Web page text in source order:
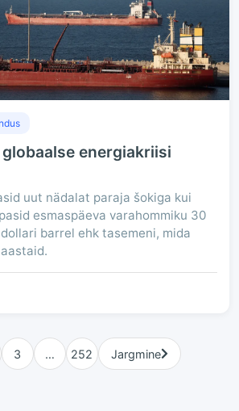
energiakriisi
uut nädalat paraja šokiga kui
esmaspäeva varahommiku 30
barrel ehk tasemeni, mida
3 … 252 Jargmine